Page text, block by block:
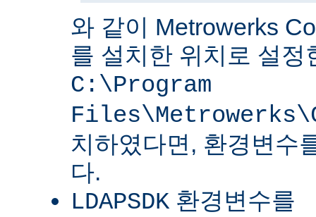
와 같이 Metrowerks
를 설치한 위치로 설정
C:\Program
치하였다면, 환경변수
다.
LDAPSDK 환경변수를